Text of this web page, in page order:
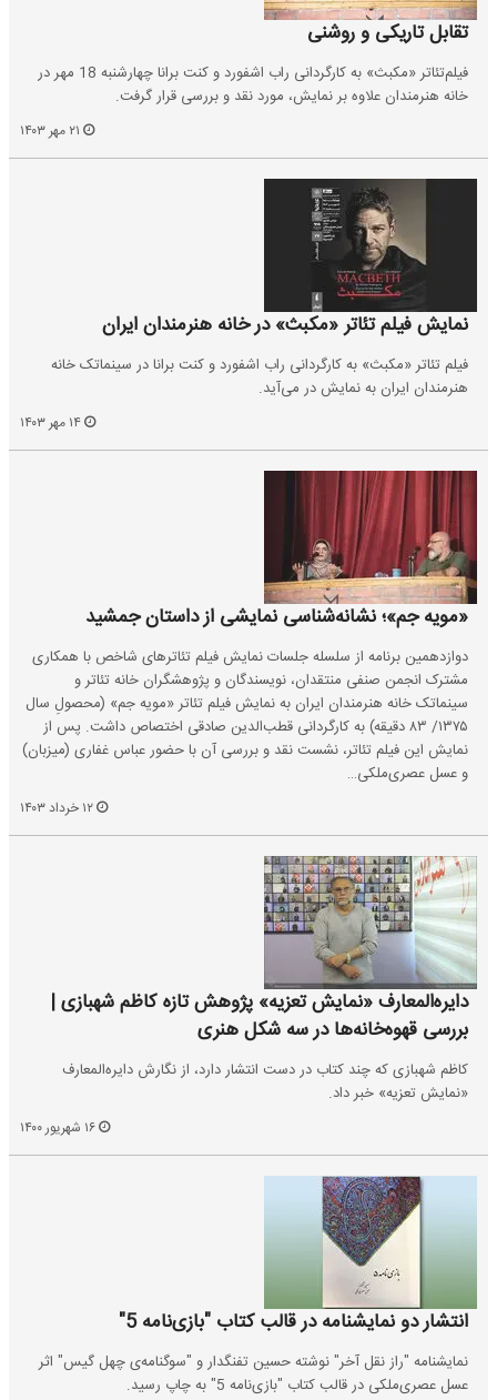
تقابل تاریکی و روشنی
فیلم‌تئاتر «مکبث» به کارگردانی راب اشفورد و کنت برانا چهارشنبه 18 مهر در
خانه هنرمندان علاوه بر نمایش، مورد نقد و بررسی قرار گرفت.
نمایش فیلم تئاتر «مکبث» در خانه هنرمندان ایران
فیلم تئاتر «مکبث» به کارگردانی راب اشفورد و کنت برانا در سینماتک خانه
هنرمندان ایران به نمایش در می‌آید.
«مویه جم»؛ نشانه‌شناسی نمایشی از داستان جمشید
دوازدهمین برنامه از سلسله جلسات نمایش فیلم تئاترهای شاخص با همکاری
مشترک انجمن صنفی منتقدان، نویسندگان و پژوهشگران خانه تئاتر و
سینماتک خانه هنرمندان ایران به نمایش فیلم تئاتر «مویه جم» (محصولِ سال
۱۳۷۵/ ۸۳ دقیقه) به کارگردانی قطب‌الدین صادقی اختصاص داشت. پس از
نمایش این فیلم تئاتر، نشست نقد و بررسی آن با حضور عباس غفاری (میزبان)
و عسل عصری‌ملکی…
دایره‌المعارف «نمایش تعزیه» پژوهش تازه کاظم شهبازی |
بررسی قهوه‌خانه‌ها در سه شکل هنری
کاظم شهبازی که چند کتاب در دست انتشار دارد، از نگارش دایره‌المعارف
«نمایش تعزیه» خبر داد.
انتشار دو نمایشنامه در قالب کتاب "بازی‌نامه 5"
نمایشنامه "راز نقل آخر" نوشته حسین تفنگدار و "سوگنامه‌ی چهل گیس" اثر
عسل عصری‌ملکی در قالب کتاب "بازی‌نامه 5" به چاپ رسید.